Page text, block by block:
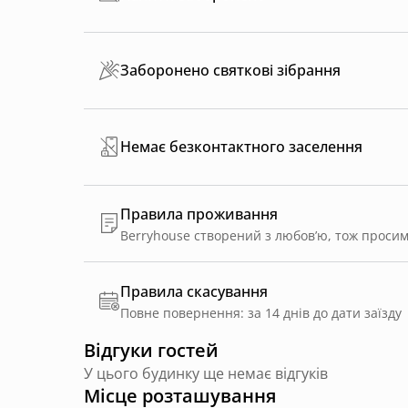
Заборонено святкові зібрання
Немає безконтактного заселення
Правила проживання
Правила скасування
Повне повернення: за 14 днів до дати заїзду
Відгуки гостей
У цього будинку ще немає відгуків
Місце розташування